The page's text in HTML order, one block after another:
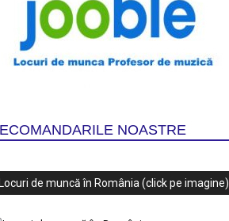
NOASTRE
de muncă în România (click pe imagine)